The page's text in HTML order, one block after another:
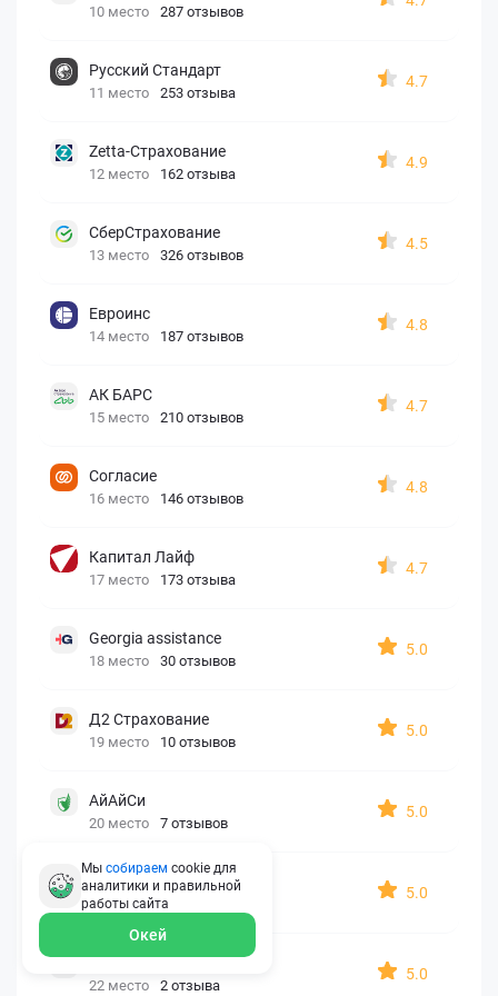
10 место 287 отзывов
Русский Стандарт
11 место 253 отзыва
4.7
Zetta-Страхование
12 место 162 отзыва
4.9
СберСтрахование
13 место 326 отзывов
4.5
Евроинс
14 место 187 отзывов
4.8
АК БАРС
15 место 210 отзывов
4.7
Согласие
16 место 146 отзывов
4.8
Капитал Лайф
17 место 173 отзыва
4.7
Georgia assistance
18 место 30 отзывов
5.0
Д2 Страхование
19 место 10 отзывов
5.0
АйАйСи
20 место 7 отзывов
5.0
OxySport
21 место 6 отзывов
5.0
ERGO AXA
22 место 2 отзыва
5.0
Мы собираем cookie для
аналитики и правильной
работы сайта
Окей